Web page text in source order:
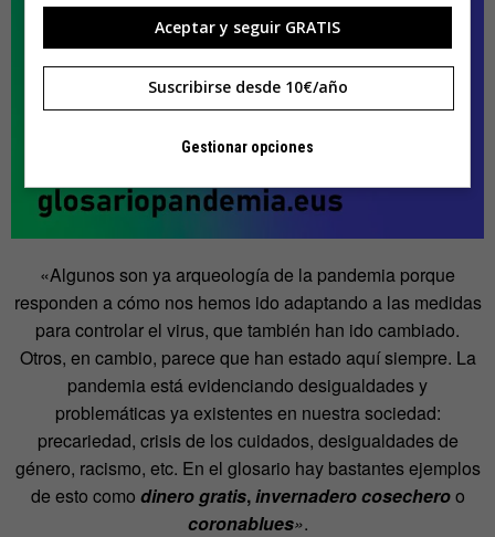
«Algunos son ya arqueología de la pandemia porque
responden a cómo nos hemos ido adaptando a las medidas
para controlar el virus, que también han ido cambiado.
Otros, en cambio, parece que han estado aquí siempre. La
pandemia está evidenciando desigualdades y
problemáticas ya existentes en nuestra sociedad:
precariedad, crisis de los cuidados, desigualdades de
género, racismo, etc. En el glosario hay bastantes ejemplos
de esto como dinero gratis,invernadero cosecheroo
coronablues».
Aceptar y seguir GRATIS
Suscribirse desde 10€/año
Gestionar opciones